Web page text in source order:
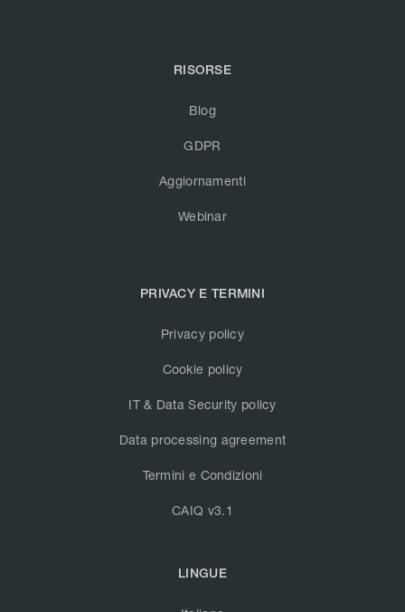
RISORSE
Blog
GDPR
Aggiornamenti
Webinar
PRIVACY E TERMINI
Privacy policy
Cookie policy
IT & Data Security policy
Data processing agreement
Termini e Condizioni
CAIQ v3.1
LINGUE